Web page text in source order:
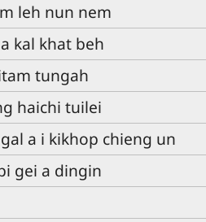
leh nun nem
kal khat beh
tungah
haichi tuilei
a i kikhop chieng un
gei a dingin